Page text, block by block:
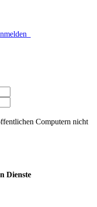
Computern nicht
Dienste